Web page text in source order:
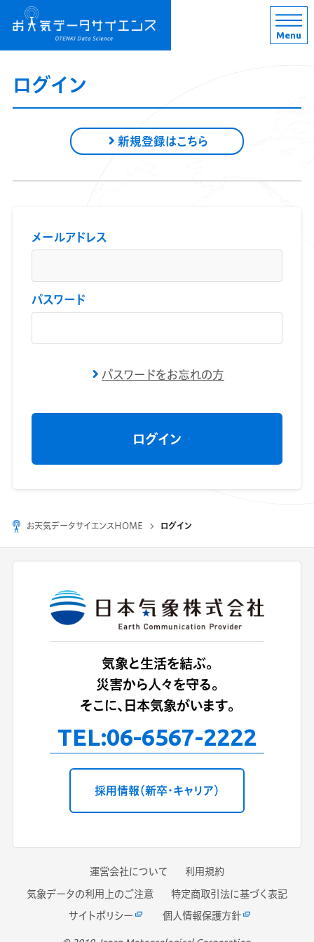
Menu
ログイン
新規登録はこちら
メールアドレス
パスワード
パスワードをお忘れの方
お天気データサイエンスHOME ログイン
気象と生活を結ぶ。
災害から人々を守る。
そこに、日本気象がいます。
TEL:06-6567-2222
採用情報（新卒・キャリア）
運営会社について
利用規約
気象データの利用上のご注意
特定商取引法に基づく表記
サイトポリシー
個人情報保護方針